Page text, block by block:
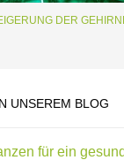
DER
UNSEREM BLOG
für ein